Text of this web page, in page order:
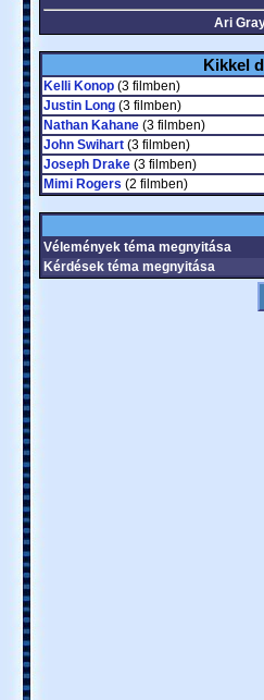
Ari
Kikkel
Kelli Konop(3 filmben)
Justin Long(3 filmben)
Nathan Kahane(3 filmben)
John Swihart(3 filmben)
Joseph Drake(3 filmben)
Mimi Rogers (2 filmben)
Vélemények téma megnyitása
Kérdések téma megnyitása